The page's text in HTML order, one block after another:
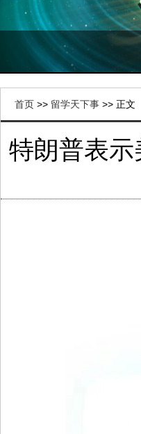
首页 >> 留学天下事 >> 正文
特朗普表